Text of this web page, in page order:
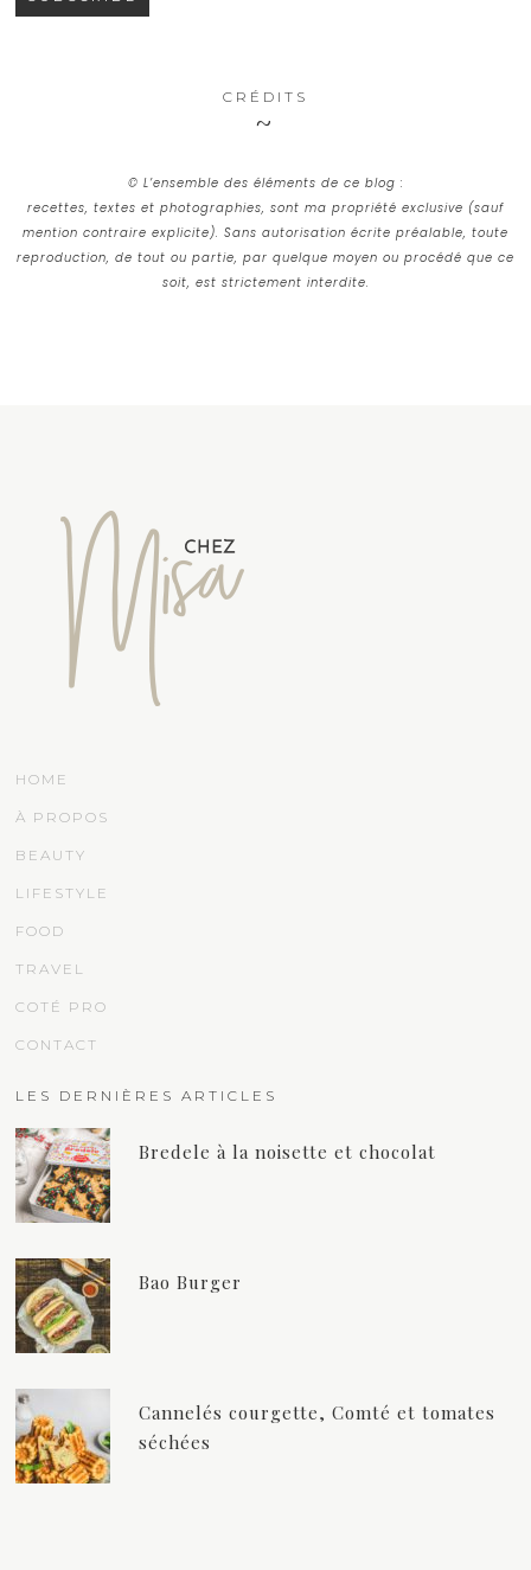
CRÉDITS
© L’ensemble des éléments de ce blog :
recettes, textes et photographies, sont ma propriété exclusive (sauf
mention contraire explicite). Sans autorisation écrite préalable, toute
reproduction, de tout ou partie, par quelque moyen ou procédé que ce
soit, est strictement interdite.
HOME
À PROPOS
BEAUTY
LIFESTYLE
FOOD
TRAVEL
COTÉ PRO
CONTACT
LES DERNIÈRES ARTICLES
Bredele à la noisette et chocolat
Bao Burger
Cannelés courgette, Comté et tomates
séchées